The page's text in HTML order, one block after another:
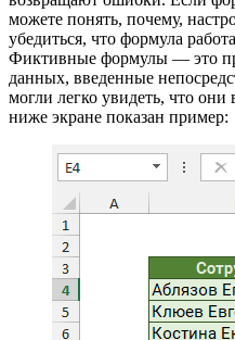
можете понять, почему,
убедиться, что формула
Фиктивные формулы — это
данных, введенные
могли легко увидеть, что
ниже экране показан пример: